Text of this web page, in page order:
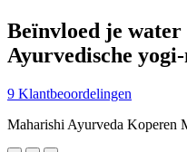
Beïnvloed je water
Ayurvedische
9 Klantbeoordelingen
Maharishi Ayurveda Koperen